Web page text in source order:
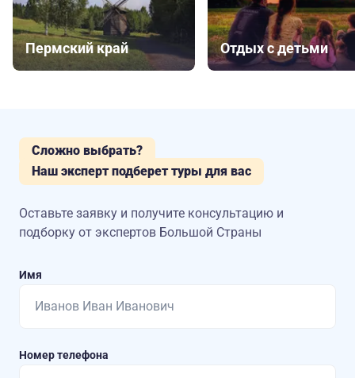
Пермский край Отдых с детьми
Сложно выбрать?
Наш эксперт подберет туры для вас
Оставьте заявку и получите консультацию и
подборку от экспертов Большой Страны
Имя
Номер телефона